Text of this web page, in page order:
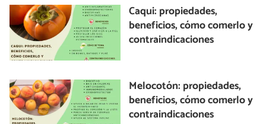
Caqui: propiedades,
beneficios, cómo comerlo y
contraindicaciones
Melocotón: propiedades,
beneficios, cómo comerlo y
contraindicaciones